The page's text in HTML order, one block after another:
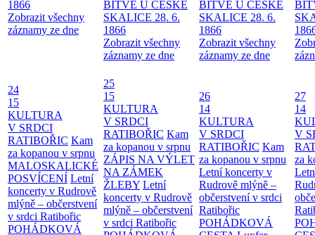
1866
Zobrazit všechny
záznamy ze dne
BITVĚ U ČESKÉ
SKALICE 28. 6.
1866
Zobrazit všechny
záznamy ze dne
BITVĚ U ČESKÉ
SKALICE 28. 6.
1866
Zobrazit všechny
záznamy ze dne
24
15
KULTURA
V SRDCI
RATIBOŘIC Kam
za kopanou v srpnu
MALOSKALICKÉ
POSVÍCENÍ Letní
koncerty v Rudrově
mlýně – občerstvení
v srdci Ratibořic
POHÁDKOVÁ
25
15
KULTURA
V SRDCI
RATIBOŘIC Kam
za kopanou v srpnu
ZÁPIS NA VÝLET
NA ZÁMEK
ŽLEBY Letní
koncerty v Rudrově
mlýně – občerstvení
v srdci Ratibořic
26
14
KULTURA
V SRDCI
RATIBOŘIC Kam
za kopanou v srpnu
Letní koncerty v
Rudrově mlýně –
občerstvení v srdci
Ratibořic
POHÁDKOVÁ
27
14
V
za